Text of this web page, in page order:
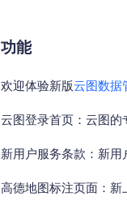
功能
欢迎体验新版云图数据
云图登录首页：云图
新用户服务条款：新
高德地图标注页面：新